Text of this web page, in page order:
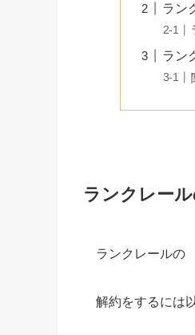
ラン
ラン
ランクレー
ランクレールの
解約をするには